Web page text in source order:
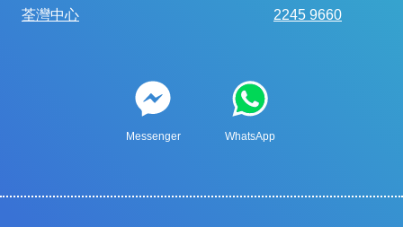
荃灣中心 2245 9660
Messenger WhatsApp